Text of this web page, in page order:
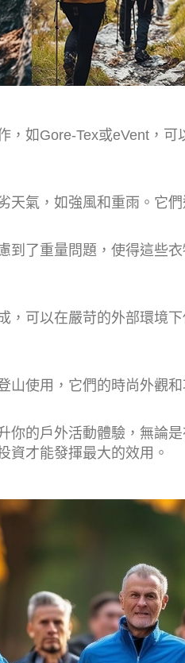
，如Gore-Tex或eVent，
天氣，如強風和重雨。它
到了重量問題，使得這些
，可以在嚴苛的外部環境
山使用，它們的時尚外觀
你的戶外活動體驗，無論
資才能發揮最大的效用。